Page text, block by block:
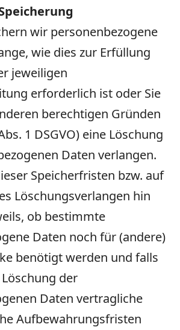
wir personenbezogene
wie dies zur Erfüllung
jeweiligen
erforderlich ist oder Sie
berechtigen Gründen
1 DSGVO) eine Löschung
Daten verlangen.
Speicherfristen bzw. auf
Löschungsverlangen hin
ob bestimmte
Daten noch für (andere)
benötigt werden und falls
der
Daten vertragliche
Aufbewahrungsfristen